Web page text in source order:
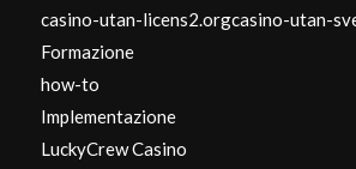
casino-utan-licens2.orgcasino-utan-
Formazione
how-to
Implementazione
LuckyCrew Casino